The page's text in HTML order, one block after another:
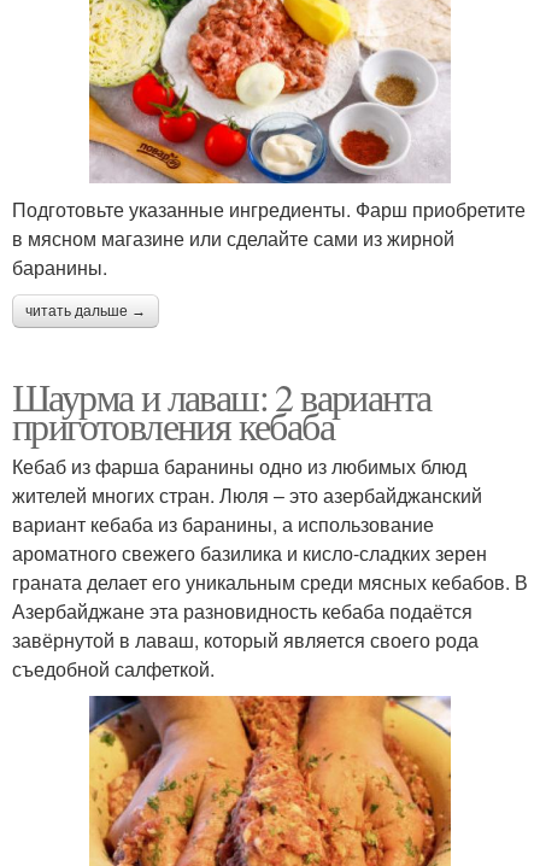
Подготовьте указанные ингредиенты. Фарш приобретите
в мясном магазине или сделайте сами из жирной
баранины.
читать дальше →
Шаурма и лаваш: 2 варианта
приготовления кебаба
Кебаб из фарша баранины одно из любимых блюд
жителей многих стран. Люля – это азербайджанский
вариант кебаба из баранины, а использование
ароматного свежего базилика и кисло-сладких зерен
граната делает его уникальным среди мясных кебабов. В
Азербайджане эта разновидность кебаба подаётся
завёрнутой в лаваш, который является своего рода
съедобной салфеткой.